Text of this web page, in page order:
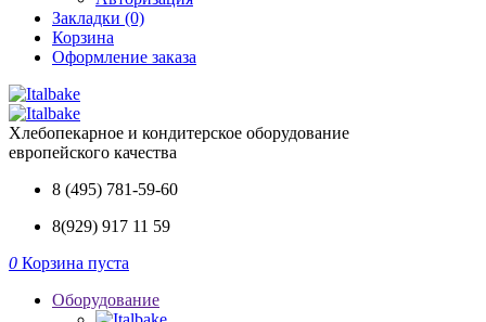
Закладки (0)
Корзина
Оформление заказа
Хлебопекарное и кондитерское оборудование
европейского качества
8 (495) 781-59-60
8(929) 917 11 59
0 Корзина пуста
Оборудование